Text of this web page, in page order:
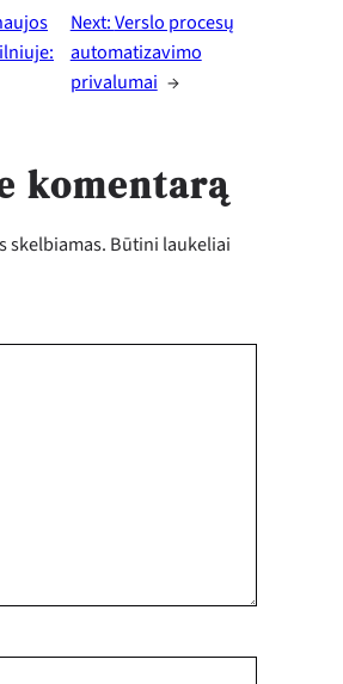
Next:Verslo procesų
automatizavimo
privalumai →
komentarą
skelbiamas. Būtini laukeliai